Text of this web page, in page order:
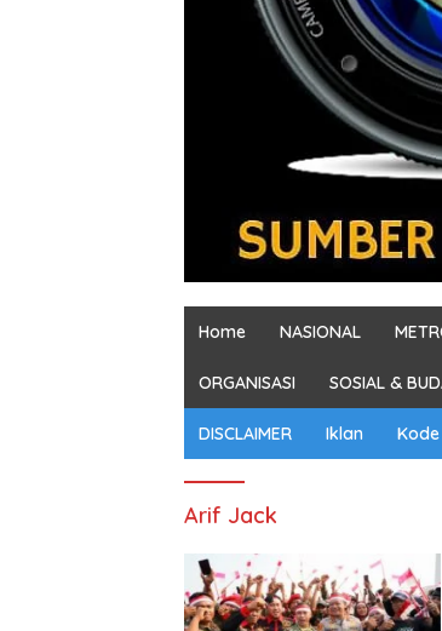
Home NASIONAL
ORGANISASI SOSIAL &
DISCLAIMER Iklan
Arif Jack